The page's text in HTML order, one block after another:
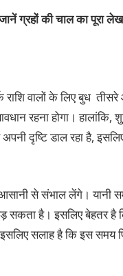
ग्रहों की चाल का पूरा
वालों के लिए बुध तीसरे
रहना होगा।
दृष्टि डाल रहा है,
से संभाल लेंगे। यानी
सकता है। इसलिए बेहतर
सलाह है कि इस